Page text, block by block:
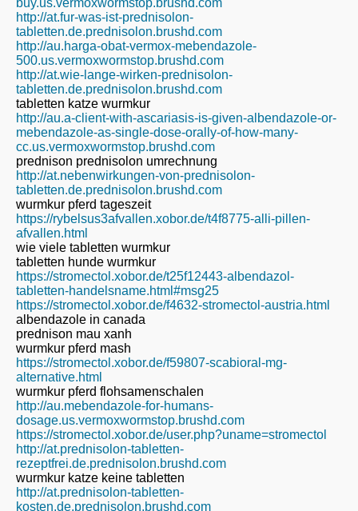
http://at.fur-was-ist-prednisolon-
tabletten.de.prednisolon.brushd.com
http://au.harga-obat-vermox-mebendazole-
500.us.vermoxwormstop.brushd.com
http://at.wie-lange-wirken-prednisolon-
tabletten.de.prednisolon.brushd.com
tabletten katze wurmkur
http://au.a-client-with-ascariasis-is-given-albendazole-or-
mebendazole-as-single-dose-orally-of-how-many-
cc.us.vermoxwormstop.brushd.com
prednison prednisolon umrechnung
http://at.nebenwirkungen-von-prednisolon-
tabletten.de.prednisolon.brushd.com
wurmkur pferd tageszeit
https://rybelsus3afvallen.xobor.de/t4f8775-alli-pillen-
afvallen.html
wie viele tabletten wurmkur
tabletten hunde wurmkur
https://stromectol.xobor.de/t25f12443-albendazol-
tabletten-handelsname.html#msg25
https://stromectol.xobor.de/f4632-stromectol-austria.html
albendazole in canada
prednison mau xanh
wurmkur pferd mash
https://stromectol.xobor.de/f59807-scabioral-mg-
alternative.html
wurmkur pferd flohsamenschalen
http://au.mebendazole-for-humans-
dosage.us.vermoxwormstop.brushd.com
https://stromectol.xobor.de/user.php?uname=stromectol
http://at.prednisolon-tabletten-
rezeptfrei.de.prednisolon.brushd.com
wurmkur katze keine tabletten
http://at.prednisolon-tabletten-
kosten.de.prednisolon.brushd.com